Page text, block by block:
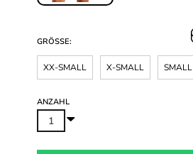
GRÖSSE:
XX-SMALL X-SMALL SMALL
ANZAHL